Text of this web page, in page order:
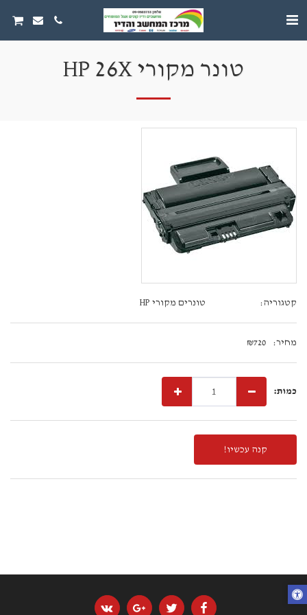
טונר מקורי HP 26X
קטגוריה: טונרים מקורי HP
מחיר: ₪720
כמות:
קנה עכשיו!